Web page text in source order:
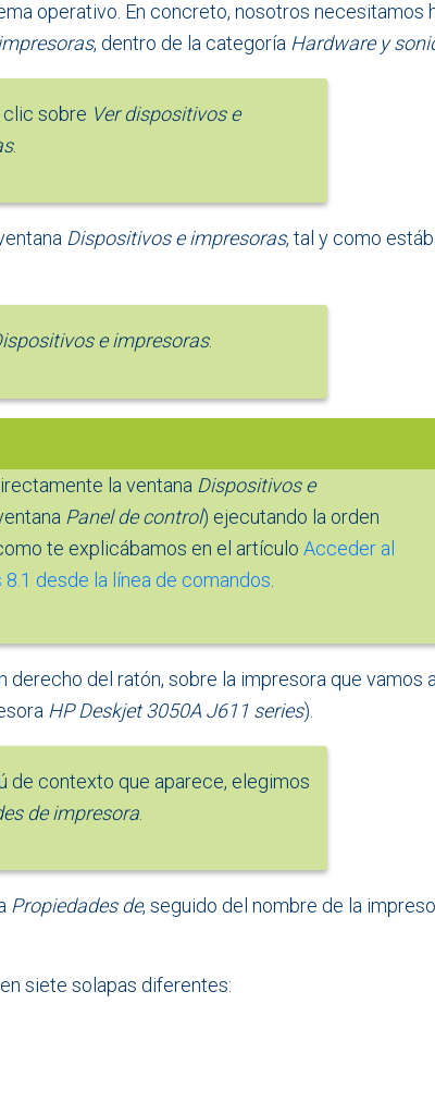
operativo. En concreto, nosotros necesitamos
, dentro de la categoría Hardware y
sobre Ver dispositivos e
.
Dispositivos e impresoras, tal y como
e impresoras.
la ventana Dispositivos e
Panel de control) ejecutando la orden
te explicábamos en el artículo Acceder al
desde la línea de comandos
del ratón, sobre la impresora que vamos a
HP Deskjet 3050A J611 series).
de contexto que aparece, elegimos
de impresora
Propiedades de, seguido del nombre de la
siete solapas diferentes: